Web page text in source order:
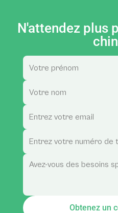
N'attendez plus
Obtenez un